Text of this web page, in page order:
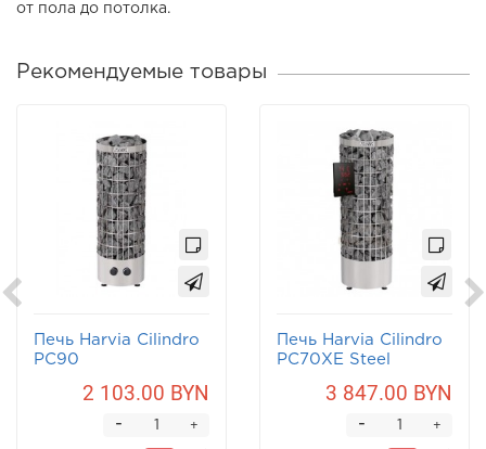
от пола до потолка.
Рекомендуемые товары
Печь Harvia Cilindro
PC90
2 103.00 BYN
+
-
Печь Harvia Cilindro
PC70XE Steel
3 847.00 BYN
+
-